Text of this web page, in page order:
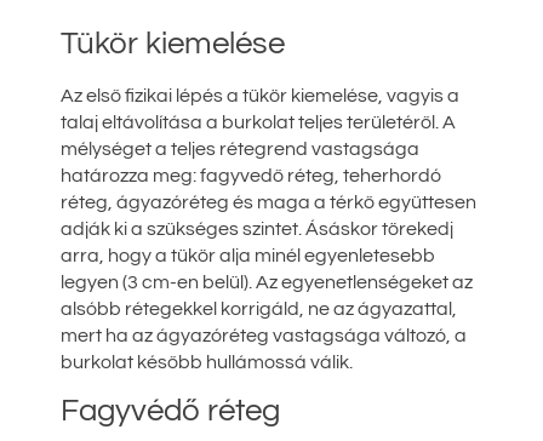
Tükör kiemelése
Az első fizikai lépés a tükör kiemelése, vagyis a
talaj eltávolítása a burkolat teljes területéről. A
mélységet a teljes rétegrend vastagsága
határozza meg: fagyvedő réteg, teherhordó
réteg, ágyazóréteg és maga a térkő együttesen
adják ki a szükséges szintet. Ásáskor törekedj
arra, hogy a tükör alja minél egyenletesebb
legyen (3 cm-en belül). Az egyenetlenségeket az
alsóbb rétegekkel korrigáld, ne az ágyazattal,
mert ha az ágyazóréteg vastagsága változó, a
burkolat később hullámossá válik.
Fagyvédő réteg